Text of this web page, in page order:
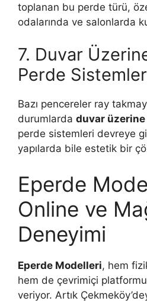
toplanan bu perde türü,
odalarında ve salonlarda
7. Duvar
Perde
Bazı pencereler ray
durumlarda duvar
perde sistemleri devreye
yapılarda bile estetik bir
Eperde
Online ve
Deneyimi
Eperde Modelleri, hem
hem de çevrimiçi
veriyor. Artık